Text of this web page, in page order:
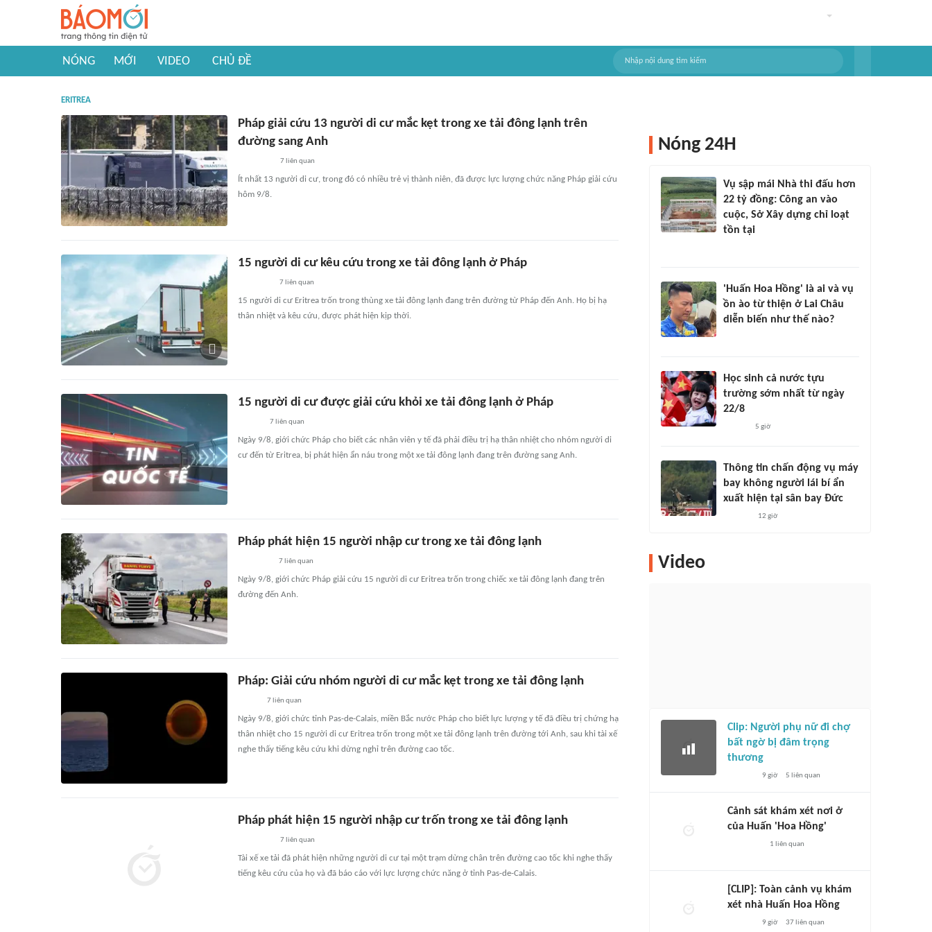
NÓNG MỚI VIDEO CHỦ ĐỀ
ERITREA
Pháp giải cứu 13 người di cư mắc kẹt trong xe tải đông lạnh trên
đường sang Anh
7 liên quan
Ít nhất 13 người di cư, trong đó có nhiều trẻ vị thành niên, đã được lực lượng chức năng Pháp giải cứu
hôm 9/8.
15 người di cư kêu cứu trong xe tải đông lạnh ở Pháp
7 liên quan
15 người di cư Eritrea trốn trong thùng xe tải đông lạnh đang trên đường từ Pháp đến Anh. Họ bị hạ
thân nhiệt và kêu cứu, được phát hiện kịp thời.
15 người di cư được giải cứu khỏi xe tải đông lạnh ở Pháp
7liên quan
Ngày 9/8, giới chức Pháp cho biết các nhân viên y tế đã phải điều trị hạ thân nhiệt cho nhóm người di
cư đến từ Eritrea, bị phát hiện ẩn náu trong một xe tải đông lạnh đang trên đường sang Anh.
Pháp phát hiện 15 người nhập cư trong xe tải đông lạnh
7liên quan
Ngày 9/8, giới chức Pháp giải cứu 15 người di cư Eritrea trốn trong chiếc xe tải đông lạnh đang trên
đường đến Anh.
Pháp: Giải cứu nhóm người di cư mắc kẹt trong xe tải đông lạnh
7 liên quan
Ngày 9/8, giới chức tỉnh Pas-de-Calais, miền Bắc nước Pháp cho biết lực lượng y tế đã điều trị chứng hạ
thân nhiệt cho 15 người di cư Eritrea trốn trong một xe tải đông lạnh trên đường tới Anh, sau khi tài xế
nghe thấy tiếng kêu cứu khi dừng nghỉ trên đường cao tốc.
Pháp phát hiện 15 người nhập cư trốn trong xe tải đông lạnh
7liên quan
Tài xế xe tải đã phát hiện những người di cư tại một trạm dừng chân trên đường cao tốc khi nghe thấy
tiếng kêu cứu của họ và đã báo cáo với lực lượng chức năng ở tỉnh Pas-de-Calais.
Nóng 24H
Vụ sập mái Nhà thi đấu hơn
22 tỷ đồng: Công an vào
cuộc, Sở Xây dựng chỉ loạt
tồn tại
'Huấn Hoa Hồng' là ai và vụ
ồn ào từ thiện ở Lai Châu
diễn biến như thế nào?
Học sinh cả nước tựu
trường sớm nhất từ ngày
22/8
5 giờ
Thông tin chấn động vụ máy
bay không người lái bí ẩn
xuất hiện tại sân bay Đức
12 giờ
Video
Clip: Người phụ nữ đi chợ
bất ngờ bị đâm trọng
thương
9 giờ 5 liên quan
Cảnh sát khám xét nơi ở
của Huấn 'Hoa Hồng'
1 liên quan
[CLIP]: Toàn cảnh vụ khám
xét nhà Huấn Hoa Hồng
9 giờ 37liên quan